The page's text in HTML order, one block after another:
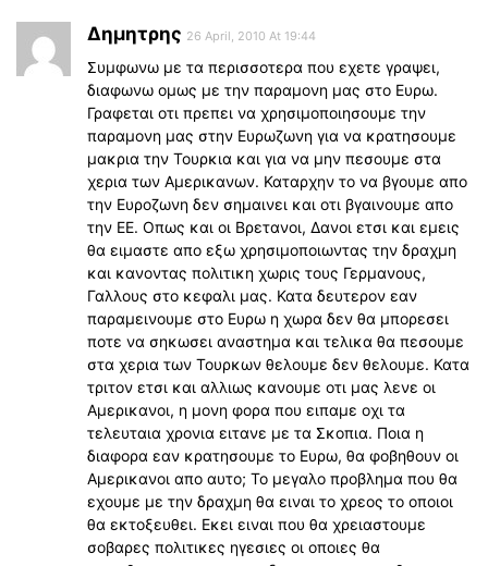
Δημητρης 26 April, 2010 At 19:44
Συμφωνω με τα περισσοτερα που εχετε γραψει,
διαφωνω ομως με την παραμονη μας στο Ευρω.
Γραφεται οτι πρεπει να χρησιμοποιησουμε την
παραμονη μας στην Ευρωζωνη για να κρατησουμε
μακρια την Τουρκια και για να μην πεσουμε στα
χερια των Αμερικανων. Καταρχην το να βγουμε απο
την Ευροζωνη δεν σημαινει και οτι βγαινουμε απο
την ΕΕ. Οπως και οι Βρετανοι, Δανοι ετσι και εμεις
θα ειμαστε απο εξω χρησιμοποιωντας την δραχμη
και κανοντας πολιτικη χωρις τους Γερμανους,
Γαλλους στο κεφαλι μας. Κατα δευτερον εαν
παραμεινουμε στο Ευρω η χωρα δεν θα μπορεσει
ποτε να σηκωσει αναστημα και τελικα θα πεσουμε
στα χερια των Τουρκων θελουμε δεν θελουμε. Κατα
τριτον ετσι και αλλιως κανουμε οτι μας λενε οι
Αμερικανοι, η μονη φορα που ειπαμε οχι τα
τελευταια χρονια ειτανε με τα Σκοπια. Ποια η
διαφορα εαν κρατησουμε το Ευρω, θα φοβηθουν οι
Αμερικανοι απο αυτο; Το μεγαλο προβλημα που θα
εχουμε με την δραχμη θα ειναι το χρεος το οποιοι
θα εκτοξευθει. Εκει ειναι που θα χρειαστουμε
σοβαρες πολιτικες ηγεσιες οι οποιες θα